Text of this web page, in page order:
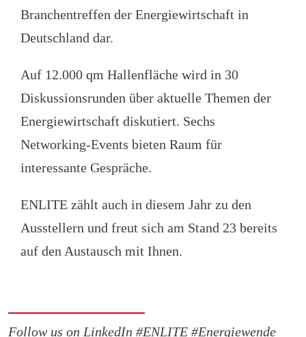
Branchentreffen der Energiewirtschaft in
Deutschland dar.
Auf 12.000 qm Hallenfläche wird in 30
Diskussionsrunden über aktuelle Themen der
Energiewirtschaft diskutiert. Sechs
Networking-Events bieten Raum für
interessante Gespräche.
ENLITE zählt auch in diesem Jahr zu den
Ausstellern und freut sich am Stand 23 bereits
auf den Austausch mit Ihnen.
Follow us on LinkedIn #ENLITE #Energiewende